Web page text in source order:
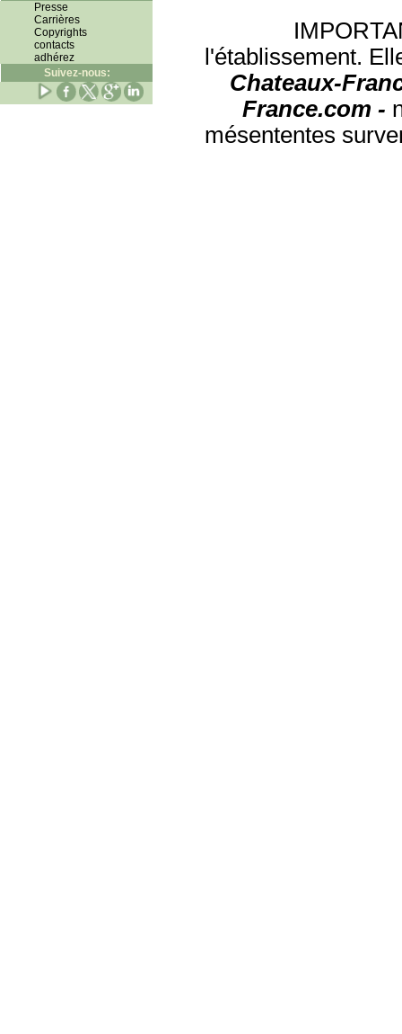
Presse
Carrières
Copyrights
contacts
adhérez
Suivez-nous:
l'établissement.
Chateaux-
France.com -
mésententes